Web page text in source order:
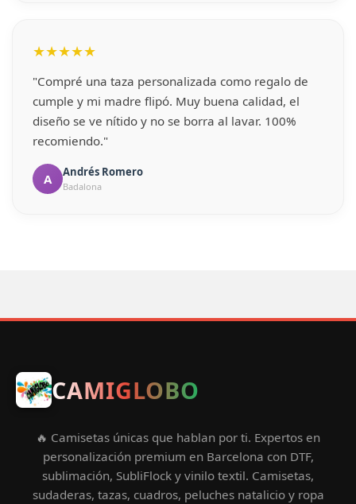
★★★★★
"Compré una taza personalizada como regalo de
cumple y mi madre flipó. Muy buena calidad, el
diseño se ve nítido y no se borra al lavar. 100%
recomiendo."
A Andrés Romero
Badalona
CAMIGLOBO
🔥 Camisetas únicas que hablan por ti. Expertos en
personalización premium en Barcelona con DTF,
sublimación, SubliFlock y vinilo textil. Camisetas,
sudaderas, tazas, cuadros, peluches natalicio y ropa